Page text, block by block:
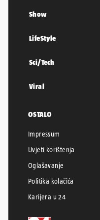
Show
LifeStyle
Sci/Tech
Viral
OSTALO
Impressum
Uvjeti korištenja
Oglašavanje
Politika kolačića
Karijera u 24